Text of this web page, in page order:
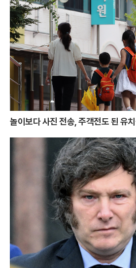
놀이보다 사진 전송, 주객전도 된 유